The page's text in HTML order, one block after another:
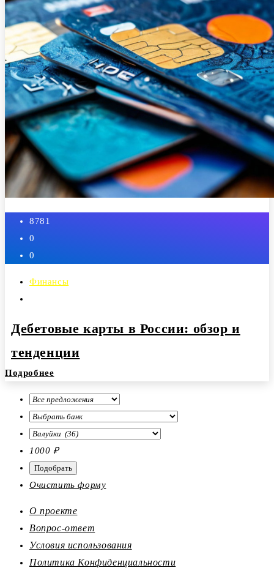
8781
0
0
Финансы
Дебетовые карты в России: обзор и
тенденции
Подробнее
1000 ₽
Очистить форму
О проекте
Вопрос-ответ
Условия использования
Политика Конфиденциальности